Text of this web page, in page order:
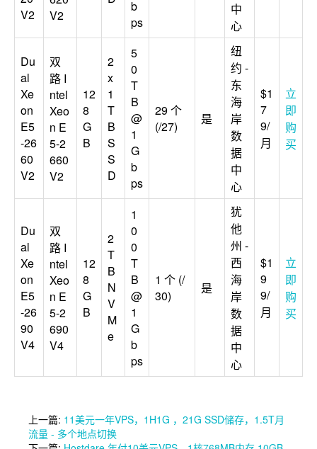
V2
V2
b
ps
中
心
Du
al
Xe
on
E5
-26
60
V2
双
路 I
ntel
Xeo
n E
5-2
660
V2
12
8
G
B
2
x
1
T
B
S
S
D
5
0
T
B
@
1
G
b
ps
29 个
(/27)
是
纽
约 -
东
海
岸
数
据
中
心
$1
7
9/
月
立
即
购
买
Du
al
Xe
on
E5
-26
90
V4
双
路 I
ntel
Xeo
n E
5-2
690
V4
12
8
G
B
2
T
B
N
V
M
e
1
0
0
T
B
@
1
G
b
ps
1 个 (/
30)
是
犹
他
州 -
西
海
岸
数
据
中
心
$1
9
9/
月
立
即
购
买
上一篇: 11美元一年VPS，1H1G ，21G SSD储存，1.5T月
流量 - 多个地点切换